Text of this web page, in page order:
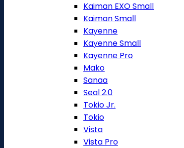
Kaiman EXO Small
Kaiman Small
Kayenne
Kayenne Small
Kayenne Pro
Mako
Sanaa
Seal 2.0
Tokio Jr.
Tokio
Vista
Vista Pro